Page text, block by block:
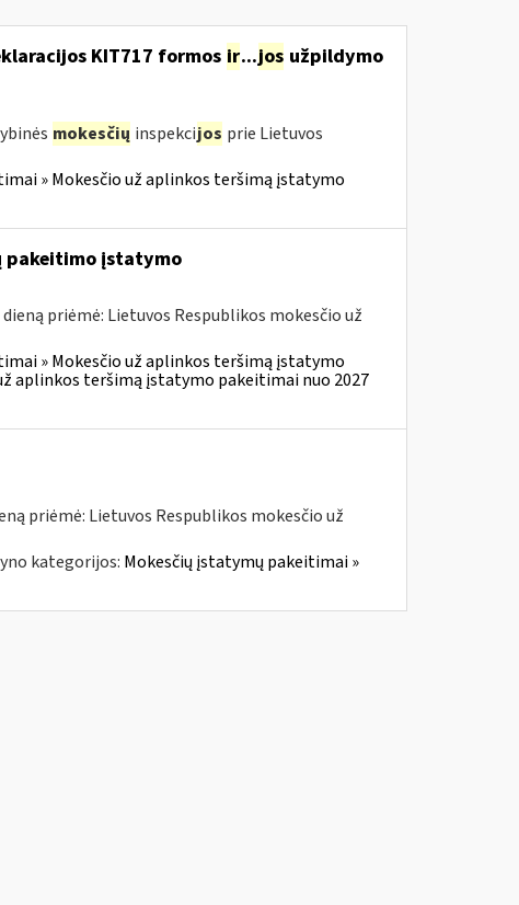
KIT717 formos ir...jos užpildymo
mokesčių inspekcijos prie Lietuvos
» Mokesčio už aplinkos teršimą įstatymo
pakeitimo įstatymo
priėmė: Lietuvos Respublikos mokesčio už
» Mokesčio už aplinkos teršimą įstatymo
aplinkos teršimą įstatymo pakeitimai nuo 2027
priėmė: Lietuvos Respublikos mokesčio už
kategorijos: Mokesčių įstatymų pakeitimai »